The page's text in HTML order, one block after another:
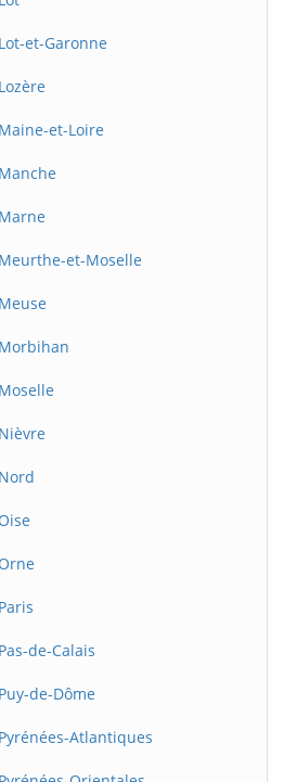
et-Garonne
et-Loire
et-Moselle
de-Calais
de-Dôme
Atlantiques